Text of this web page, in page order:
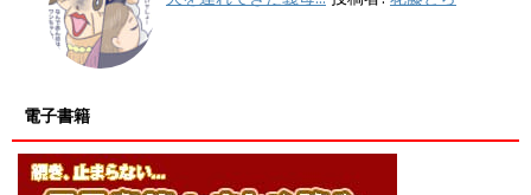
電子書籍